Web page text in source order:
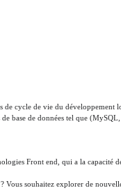
de cycle de vie du développement
base de données tel que
Front end, qui a la capacité
Vous souhaitez explorer de